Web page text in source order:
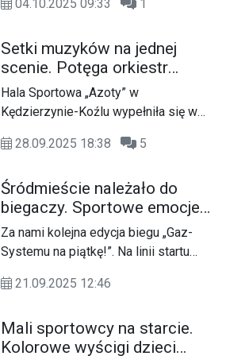
zgromadzeni mieszkańcy miasta i
Koźle. To wyjątkowe sportowe
rywalizację, rekreację i promocję
aktywności fizycznej na świeżym
powietrzu.
04.10.2025 09:33 1
Setki muzyków na jednej
scenie. Potęga orkiestr
dętych zabrzmiała w
Kędzierzynie-Koźlu.
FOTOREPORTAŻ
Hala Sportowa „Azoty” w
Kędzierzynie-Koźlu wypełniła się w
barwami i energią orkiestr dętych z
tam Międzynarodowe Spotkania
Orkiestr Dętych, które przyciągnęły
setki mieszkańców i gości z regionu.
28.09.2025 18:38 5
Śródmieście należało do
biegaczy. Sportowe emocje
podczas Gaz-Systemu na
piątkę!
Za nami kolejna edycja biegu „Gaz-
Systemu na piątkę!”. Na linii startu
180 uczestników.
21.09.2025 12:46
Mali sportowcy na starcie.
Kolorowe wyścigi dzieci